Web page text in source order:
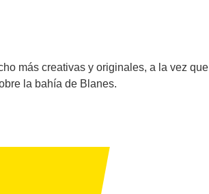
más creativas y originales, a la vez
la bahía de Blanes.